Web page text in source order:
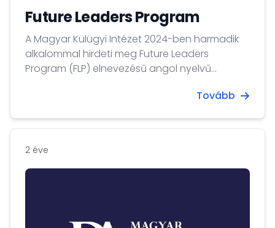
Future Leaders Program
A Magyar Külügyi Intézet 2024-ben harmadik
alkalommal hirdeti meg Future Leaders
Program (FLP) elnevezésű angol nyelvű
kutatók/elemzők, illetve frissen végzett,Tovább
2 éve